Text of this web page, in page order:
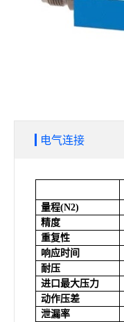
电气连接
量程(N2)
精度
重复性
响应时间
耐压
进口最大压力
动作压差
泄漏率